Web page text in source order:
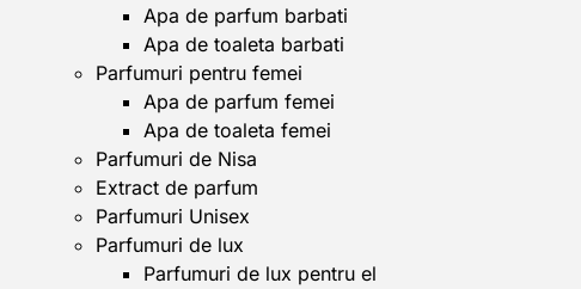
Apa de parfum barbati
Apa de toaleta barbati
Parfumuri pentru femei
Apa de parfum femei
Apa de toaleta femei
Parfumuri de Nisa
Extract de parfum
Parfumuri Unisex
Parfumuri de lux
Parfumuri de lux pentru el